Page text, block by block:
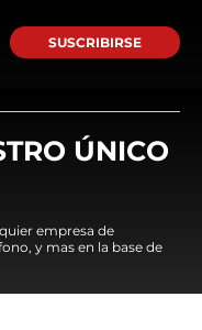
SUSCRIBIRSE
ÚNICO
empresa de
y mas en la base de